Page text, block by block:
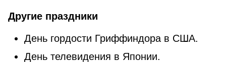
Другие праздники
День гордости Гриффиндора в США.
День телевидения в Японии.